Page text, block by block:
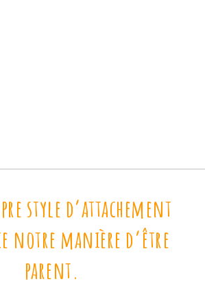
style d’attachement
notre manière d’être
parent.